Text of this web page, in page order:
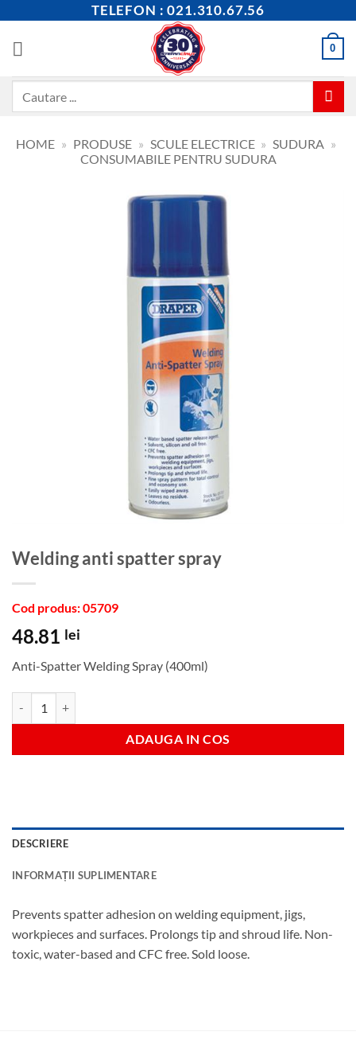
content
TELEFON : 021.310.67.56
0
HOME » PRODUSE » SCULE ELECTRICE » SUDURA »
CONSUMABILE PENTRU SUDURA
welding anti spatter spray
Cod produs: 05709
48.81 lei
Anti-Spatter Welding Spray (400ml)
ADAUGA IN COS
DESCRIERE
INFORMAȚII SUPLIMENTARE
Prevents spatter adhesion on welding equipment, jigs,
workpieces and surfaces. Prolongs tip and shroud life. Non-
toxic, water-based and CFC free. Sold loose.